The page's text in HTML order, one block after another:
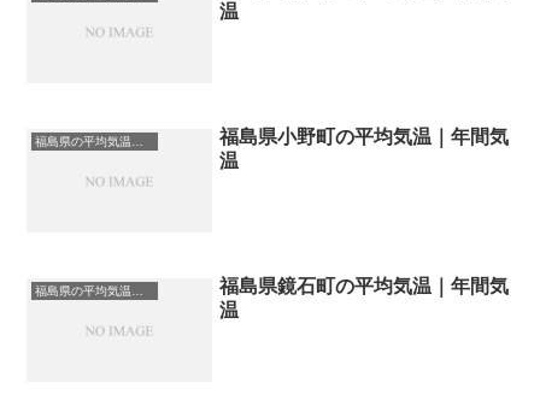
温
福島県の平均気温まとめ
福島県小野町の平均気温｜年間気
温
福島県鏡石町の平均気温｜年間気
温